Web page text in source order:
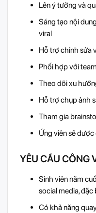
Lên ý tưởng và
Sáng tạo nội
viral
Hỗ trợ chỉnh sửa
Phối hợp với
Theo dõi xu
Hỗ trợ chụp ảnh
Tham gia
Ứng viên sẽ
YÊU CẦU CÔNG
Sinh viên năm
social media, đặc
Có khả năng